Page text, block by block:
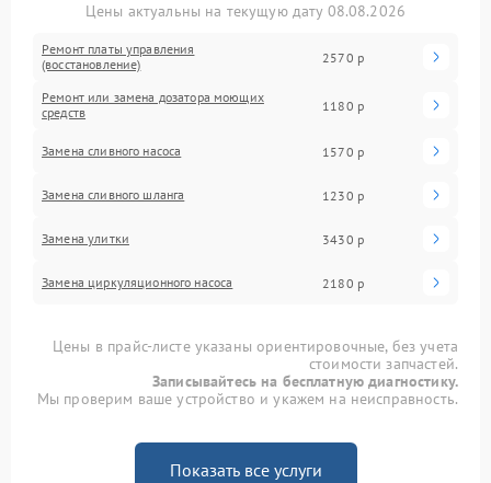
Цены актуальны на текущую дату 08.08.2026
Ремонт платы управления
(восстановление)
2570 р
Ремонт или замена дозатора моющих
средств
1180 р
Замена сливного насоса 1570 р
Замена сливного шланга 1230 р
Замена улитки 3430 р
Замена циркуляционного насоса 2180 р
Цены в прайс-листе указаны ориентировочные, без учета
стоимости запчастей.
Записывайтесь на бесплатную диагностику.
Мы проверим ваше устройство и укажем на неисправность.
Показать все услуги